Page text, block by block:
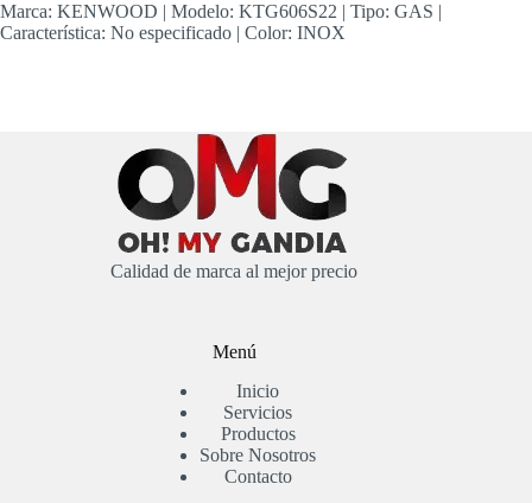
Marca: KENWOOD | Modelo: KTG606S22 | Tipo: GAS |
Característica: No especificado | Color: INOX
Calidad de marca al mejor precio
Menú
Inicio
Servicios
Productos
Sobre Nosotros
Contacto